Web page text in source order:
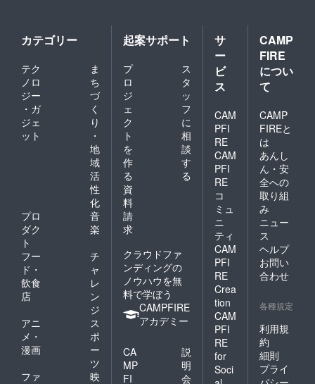
カテゴリー
テク
ノロ
ジー
・ガ
ジェ
ット
ま
ち
づ
く
り
・
地
域
活
性
化
プロ
ダク
ト
音
楽
フー
ド・
飲食
店
チ
ャ
レ
ン
ジ
アニ
メ・
漫画
ス
ポ
ー
ツ
ファ
映
起案サポート
プ
ロ
ジ
ェ
ク
ト
を
作
る
ス
タ
ッ
フ
に
相
談
す
る
資
料
請
求
クラウドファ
ンディングの
ノウハウを無
料で学ぼう
CAMPFIRE
アカデミー
CA
MP
FI
説
明
会
サ
ー
ビ
ス
CAM
PFI
RE
CAM
PFI
RE
コ
ミュ
ニ
ティ
CAM
PFI
RE
Crea
tion
CAM
PFI
RE
for
Soci
CAMP
FIRE
につい
て
CAMP
FIREと
は
あんし
ん・安
全への
取り組
み
ニュー
ス
ヘルプ
お問い
合わせ
各種規定
利用規
約
細則
プライ